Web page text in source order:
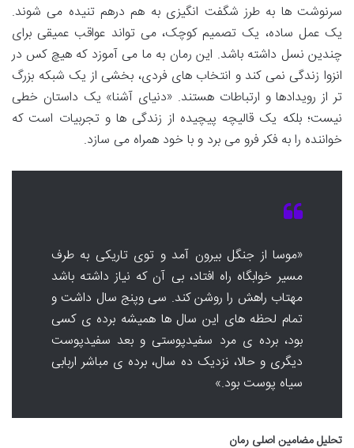
سرنوشت ها به طرز شگفت انگیزی به هم درهم تنیده می شوند.
یک عمل ساده، یک تصمیم کوچک، می تواند عواقب عمیقی برای
چندین نسل داشته باشد. این رمان به ما می آموزد که هیچ کس در
انزوا زندگی نمی کند و انتخاب های فردی، بخشی از یک شبکه بزرگ
تر از رویدادها و ارتباطات هستند. «دنیای آشنا» یک داستان خطی
نیست؛ بلکه یک قالیچه پیچیده از زندگی ها و تجربیات است که
خواننده را به فکر فرو می برد و با خود همراه می سازد.
«موسا از جنگل بیرون آمد و توی تاریکی به طرف
مسیر خوابگاه راه افتاد، بی آن که نیاز داشته باشد
مهتاب راهش را روشن کند. سی وپنج سال داشت و
تمام لحظه های این سال ها همیشه برده ی کسی
بود، برده ی مرد سفیدپوستی و بعد سفیدپوست
دیگری و حالا، نزدیک ده سال، برده ی مباشر اربابی
سیاه پوست بود.»
تحلیل مضامین اصلی رمان